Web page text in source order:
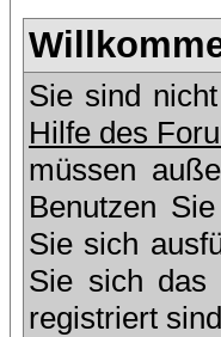
Sie sind
Hilfe des
müssen
Benutzen
Sie sich
Sie sich das
registriert